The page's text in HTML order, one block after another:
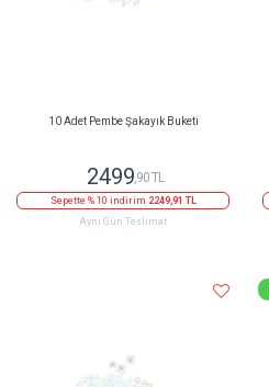
10 Adet Pembe Şakayık Buketi
2499,90 TL
Sepette % 10 indirim 2249,91 TL
Aynı Gün Teslimat